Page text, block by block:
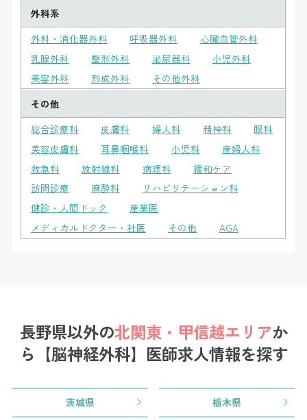
外科系
外科・消化器外科
呼吸器外科
心臓血管外科
乳腺外科
整形外科 泌尿器科
小児外科
美容外科
形成外科
その他外科
その他
総合診療科
皮膚科 婦人科 精神科
眼科
美容皮膚科
耳鼻咽喉科 小児科
産婦人科
救急科
放射線科 病理科
緩和ケア
訪問診療
麻酔科
リハビリテーション科
健診・人間ドック
産業医
メディカルドクター・社医
その他 AGA
長野県以外の北関東・甲信越エリアか
ら 【脳神経外科】医師求人情報を探す
茨城県 栃木県